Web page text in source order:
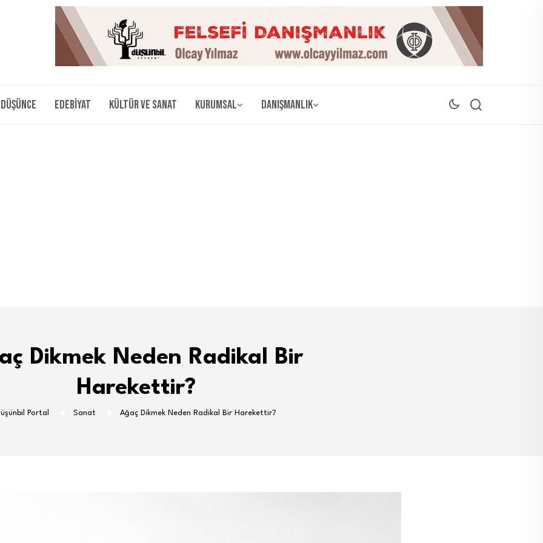
Düşünce Edebiyat Kültür ve Sanat Kurumsal Danışmanlık
Dikmek Neden Radikal Bir
Harekettir?
Portal Sanat Ağaç Dikmek Neden Radikal Bir Harekettir?